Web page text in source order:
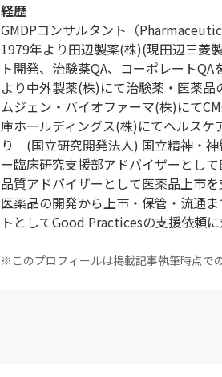
経歴
GMDPコンサルタント（
1979年より田辺製薬(株)(現田辺三菱
ト開発、治験薬QA、コーポレート
より中外製薬(株)にて治験薬・医薬
ムジェン・バイオファーマ(株)にて
庫ホールディングス(株)にてヘルス
り (国立研究開発法人) 国立精神・神
ー臨床研究支援部アドバイザーとし
品質アドバイザーとして医薬品上市を
医薬品の開発から上市・保管・流通
トとしてGood Practicesの支援依頼に
※このプロフィールは掲載記事執筆時点で